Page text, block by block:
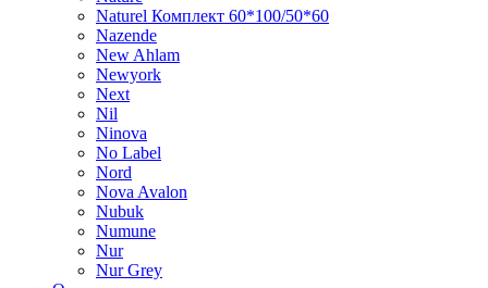
Naturel Комплект 60*100/50*60
Nazende
New Ahlam
Newyork
Next
Nil
Ninova
No Label
Nord
Nova Avalon
Nubuk
Numune
Nur
Nur Grey